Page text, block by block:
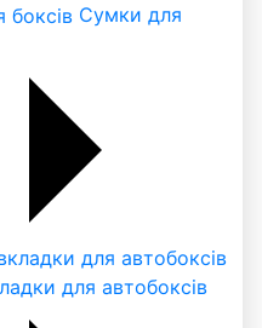
Сумки для
для автобоксів